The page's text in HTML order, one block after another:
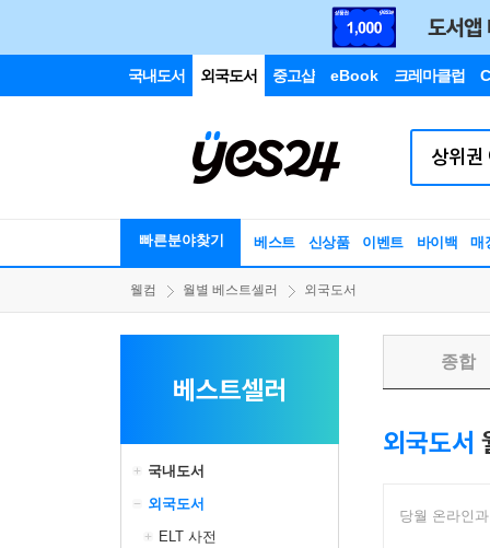
국내도서 외국도서 중고샵 eBook 크레마클럽
빠른분야찾기 베스트 신상품 이벤트 바이백 매
웰컴 월별 베스트셀러 외국도서
베스트셀러
국내도서
외국도서
ELT 사전
종합
외국도서
당월 온라인